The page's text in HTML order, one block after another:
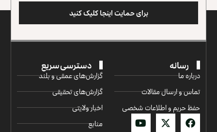
برای حمایت اینجا کلیک کنید
رسانه
درباره ما
تماس و ارسال مقالات
حفظ حریم و اطلاعات شخصی
دسترسی سریع
گزارش‌‌های عمقی و بلند
گزارش‌های تحقیقی
اخبار ولایتی
منابع